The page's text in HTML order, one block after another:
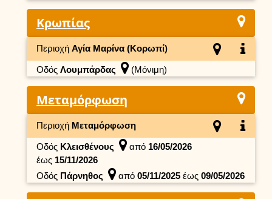
Κρωπίας
Περιοχή Αγία Μαρίνα (Κορωπί)
Οδός Λουμπάρδας (Μόνιμη)
Μεταμόρφωση
Περιοχή Μεταμόρφωση
Οδός Κλεισθένους από 16/05/2026
έως 15/11/2026
Οδός Πάρνηθος από 05/11/2025 έως 09/05/2026